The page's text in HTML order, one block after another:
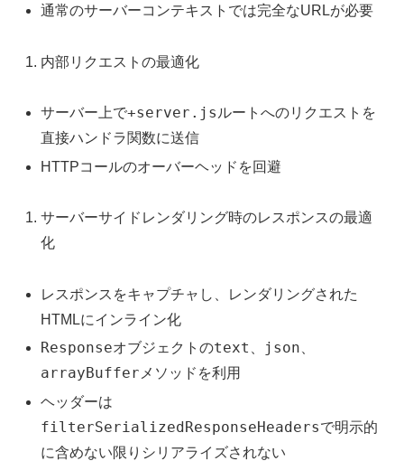
通常のサーバーコンテキストでは完全なURLが必要
内部リクエストの最適化
サーバー上で+server.js ルートへのリクエストを
直接ハンドラ関数に送信
HTTPコールのオーバーヘッドを回避
サーバーサイドレンダリング時のレスポンスの最適
化
レスポンスをキャプチャし、レンダリングされた
HTMLにインライン化
Responseオブジェクトのtext json
arrayBuffer メソッドを利用
ヘッダーは
filterSerializedResponseHeadersで明示的
に含めない限りシリアライズされない